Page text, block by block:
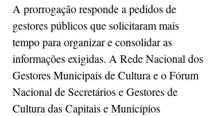
A prorrogação responde a pedidos de
gestores públicos que solicitaram mais
tempo para organizar e consolidar as
informações exigidas. A Rede Nacional dos
Gestores Municipais de Cultura e o Fórum
Nacional de Secretários e Gestores de
Cultura das Capitais e Municípios